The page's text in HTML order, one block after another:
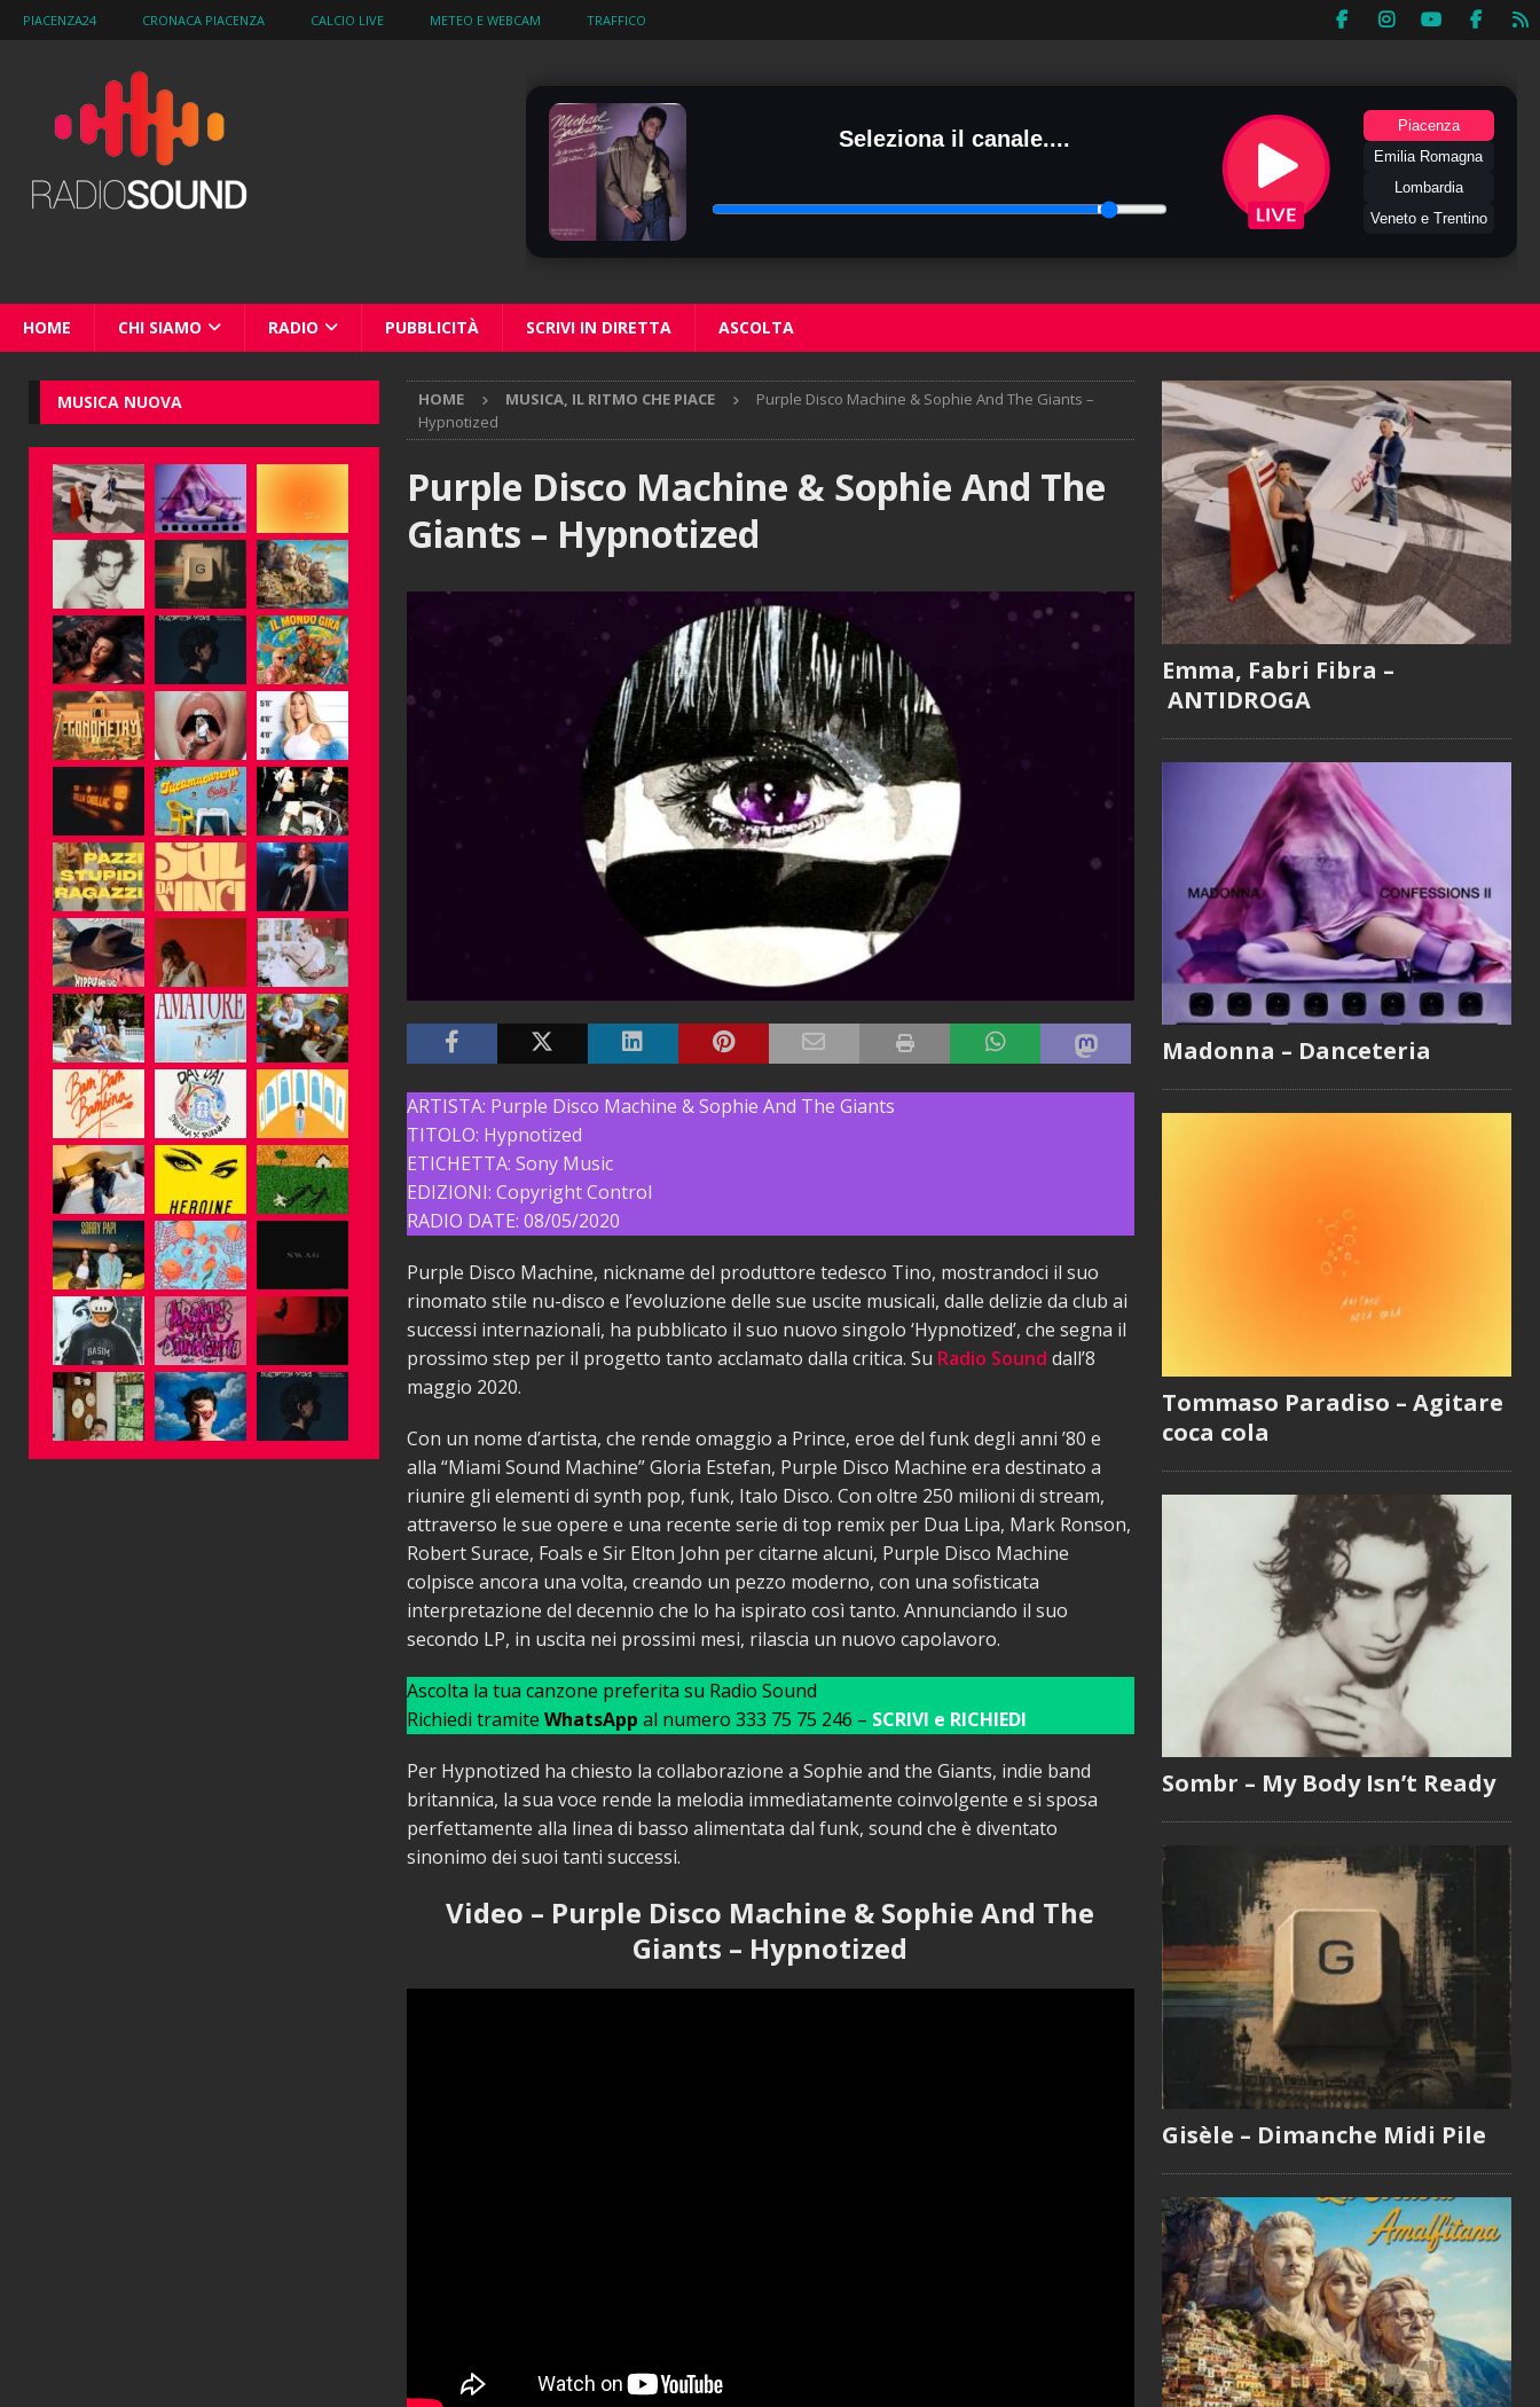
PIACENZA24 CRONACA PIACENZA CALCIO LIVE METEO E WEBCAM TRAFFICO
Seleziona il canale....
Piacenza
Emilia Romagna
Lombardia
Veneto e Trentino
HOME CHI SIAMO RADIO PUBBLICITÀ SCRIVI IN DIRETTA ASCOLTA
HOME MUSICA, IL RITMO CHE PIACE
Purple Disco Machine & Sophie And The Giants –
Hypnotized
Purple Disco Machine & Sophie And The
Giants – Hypnotized
ARTISTA: Purple Disco Machine & Sophie And The Giants
TITOLO: Hypnotized
ETICHETTA: Sony Music
EDIZIONI: Copyright Control
RADIO DATE: 08/05/2020
Purple Disco Machine, nickname del produttore tedesco Tino, mostrandoci il suo
rinomato stile nu-disco e l’evoluzione delle sue uscite musicali, dalle delizie da club ai
successi internazionali, ha pubblicato il suo nuovo singolo ‘Hypnotized’, che segna il
prossimo step per il progetto tanto acclamato dalla critica. Su Radio Sound dall’8
maggio 2020.
Con un nome d’artista, che rende omaggio a Prince, eroe del funk degli anni ’80 e
alla “Miami Sound Machine” Gloria Estefan, Purple Disco Machine era destinato a
riunire gli elementi di synth pop, funk, Italo Disco. Con oltre 250 milioni di stream,
attraverso le sue opere e una recente serie di top remix per Dua Lipa, Mark Ronson,
Robert Surace, Foals e Sir Elton John per citarne alcuni, Purple Disco Machine
colpisce ancora una volta, creando un pezzo moderno, con una sofisticata
interpretazione del decennio che lo ha ispirato così tanto. Annunciando il suo
secondo LP, in uscita nei prossimi mesi, rilascia un nuovo capolavoro.
Ascolta la tua canzone preferita su Radio Sound
Richiedi tramite WhatsApp al numero 333 75 75 246 – SCRIVI e RICHIEDI
Per Hypnotized ha chiesto la collaborazione a Sophie and the Giants, indie band
britannica, la sua voce rende la melodia immediatamente coinvolgente e si sposa
perfettamente alla linea di basso alimentata dal funk, sound che è diventato
sinonimo dei suoi tanti successi.
Video – Purple Disco Machine & Sophie And The
Giants – Hypnotized
MUSICA NUOVA
Emma, Fabri Fibra –
ANTIDROGA
Madonna – Danceteria
Tommaso Paradiso – Agitare
coca cola
Sombr – My Body Isn’t Ready
Gisèle – Dimanche Midi Pile